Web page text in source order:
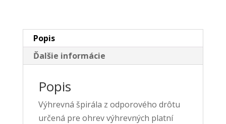
Popis
Ďalšie informácie
Popis
Výhrevná špirála z odporového drôtu
určená pre ohrev výhrevných platní